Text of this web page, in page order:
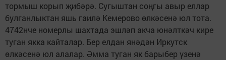
тормыш корып җибәрә. Сугыштан соңгы авыр еллар
булганлыктан яшь гаилә Кемерово өлкәсенә юл тота.
4742нче номерлы шахтада эшләп акча юнәлткәч кире
туган якка кайталар. Бер елдан янәдән Иркутск
өлкәсенә юл алалар. Әмма туган як барыбер үзенә